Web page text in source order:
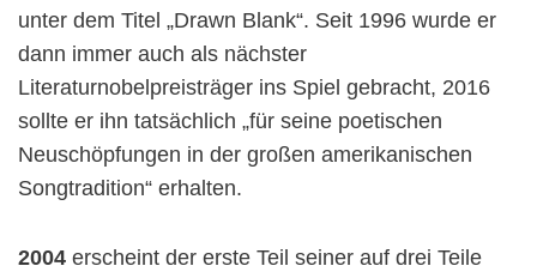
unter dem Titel „Drawn Blank“. Seit 1996 wurde er
dann immer auch als nächster
Literaturnobelpreisträger ins Spiel gebracht, 2016
sollte er ihn tatsächlich „für seine poetischen
Neuschöpfungen in der großen amerikanischen
Songtradition“ erhalten.
2004 erscheint der erste Teil seiner auf drei Teile